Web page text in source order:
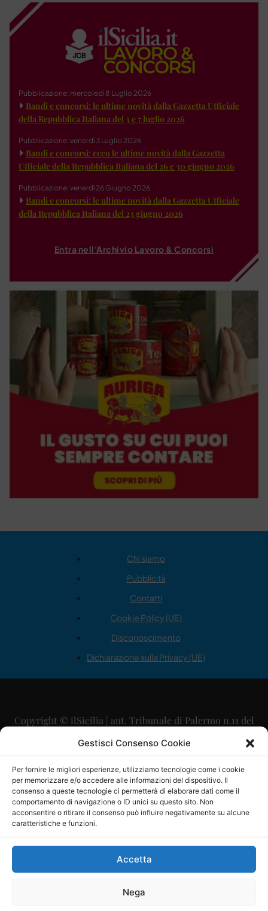
Gestisci Consenso Cookie
Per fornire le migliori esperienze, utilizziamo tecnologie come i cookie
per memorizzare e/o accedere alle informazioni del dispositivo. Il
consenso a queste tecnologie ci permetterà di elaborare dati come il
comportamento di navigazione o ID unici su questo sito. Non
acconsentire o ritirare il consenso può influire negativamente su alcune
caratteristiche e funzioni.
Accetta
Nega
Pubblicazione: mercoledì 8 Luglio 2026
Bandi e concorsi: le ultime novità dalla Gazzetta Ufficiale
della Repubblica Italiana del 3 e 7 luglio 2026
Pubblicazione: venerdì 3 Luglio 2026
Bandi e concorsi: ecco le ultime novità dalla Gazzetta
Ufficiale della Repubblica Italiana del 26 e 30 giugno 2026
Pubblicazione: venerdì 26 Giugno 2026
Bandi e concorsi: le ultime novità dalla Gazzetta Ufficiale
della Repubblica Italiana del 23 giugno 2026
Entra nell'Archivio Lavoro & Concorsi
Chi siamo
Pubblicità
Contatti
Cookie Policy (UE)
Disconoscimento
Dichiarazione sulla Privacy (UE)
Copyright © ilSicilia | aut. Tribunale di Palermo n.11 del
29/09/2015
Direttore Editoriale: Maurizio Scaglione
Direttore Responsabile: Maria Calabrese
P.IVA: 06334930820
Mercurio Comunicazione Società Cooperativa a r.l. è
iscritta al Registro degli Operatori di Comunicazione al